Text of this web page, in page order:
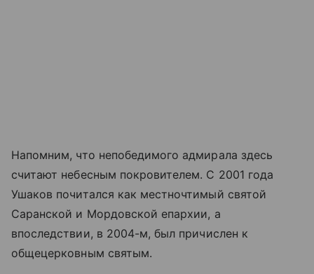
Напомним, что непобедимого адмирала здесь
считают небесным покровителем. С 2001 года
Ушаков почитался как местночтимый святой
Саранской и Мордовской епархии, а
впоследствии, в 2004-м, был причислен к
общецерковным святым.